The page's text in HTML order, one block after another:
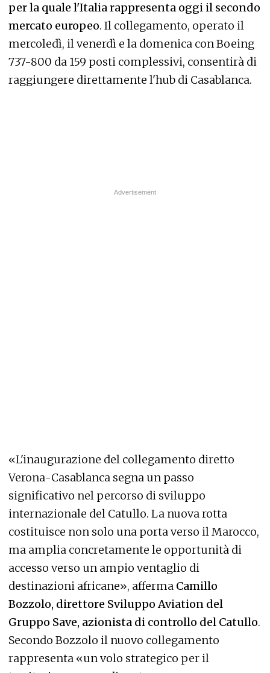
per la quale l'Italia rappresenta oggi il secondo
mercato europeo. Il collegamento, operato il
mercoledì, il venerdì e la domenica con Boeing
737-800 da 159 posti complessivi, consentirà di
raggiungere direttamente l'hub di Casablanca.
«L'inaugurazione del collegamento diretto
Verona-Casablanca segna un passo
significativo nel percorso di sviluppo
internazionale del Catullo. La nuova rotta
costituisce non solo una porta verso il Marocco,
ma amplia concretamente le opportunità di
accesso verso un ampio ventaglio di
destinazioni africane», afferma Camillo
Bozzolo, direttore Sviluppo Aviation del
Gruppo Save, azionista di controllo del Catullo.
Secondo Bozzolo il nuovo collegamento
rappresenta «un volo strategico per il